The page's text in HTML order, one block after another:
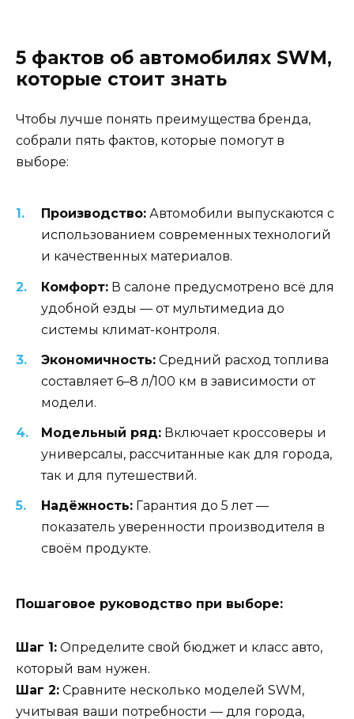
5 фактов об автомобилях SWM,
которые стоит знать
Чтобы лучше понять преимущества бренда,
собрали пять фактов, которые помогут в
выборе:
Производство: Автомобили выпускаются с
использованием современных технологий
и качественных материалов.
Комфорт: В салоне предусмотрено всё для
удобной езды — от мультимедиа до
системы климат-контроля.
Экономичность: Средний расход топлива
составляет 6–8 л/100 км в зависимости от
модели.
Модельный ряд: Включает кроссоверы и
универсалы, рассчитанные как для города,
так и для путешествий.
Надёжность: Гарантия до 5 лет —
показатель уверенности производителя в
своём продукте.
Пошаговое руководство при выборе:
Шаг 1: Определите свой бюджет и класс авто,
который вам нужен.
Шаг 2: Сравните несколько моделей SWM,
учитывая ваши потребности — для города,